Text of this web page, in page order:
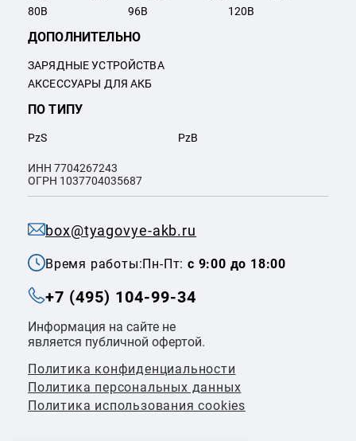
box@tyagovye-akb.ru
Время работы:Пн-Пт:с 9:00 до 18:00
+7 (495) 104-99-34
Информация на сайте не
является публичной офертой.
Политика конфиденциальности
Политикa персональных данных
Политика использования cookies
80В 96В 120В
ПО ТИПУ
PzS PzB
ДОПОЛНИТЕЛЬНО
ЗАРЯДНЫЕ УСТРОЙСТВА
АКСЕССУАРЫ ДЛЯ АКБ
ИНН 7704267243
ОГРН 1037704035687